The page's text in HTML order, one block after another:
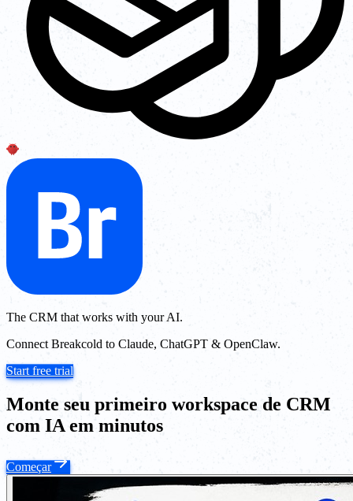
The CRM that works with your AI.
Connect Breakcold to Claude, ChatGPT & OpenClaw.
Start free trial
Monte seu primeiro workspace de CRM
com IA em minutos
Começar